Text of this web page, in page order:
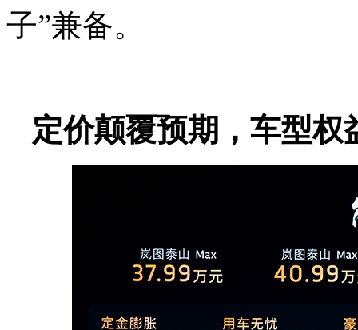
子”兼备。
定价颠覆预期，车型权